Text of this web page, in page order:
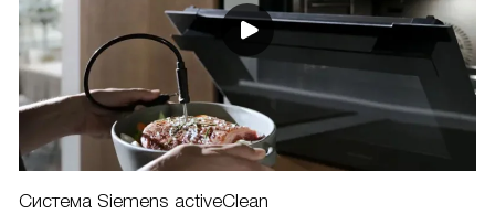
Система Siemens activeClean